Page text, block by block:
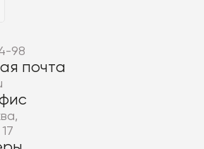
98
почта